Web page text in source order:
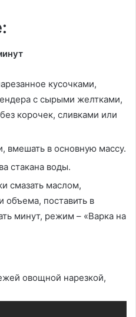
кусочками,
с сырыми желтками,
корочек, сливками или
вмешать в основную массу.
стакана воды.
смазать маслом,
объема, поставить в
минут, режим – «Варка на
овощной нарезкой,